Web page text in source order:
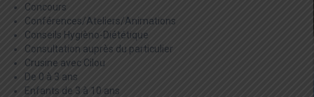
Concours
Conférences/Ateliers/Animations
Conseils Hygièno-Diététique
Consultation auprès du particulier
Crusine avec Cilou
De 0 à 3 ans
Enfants de 3 à 10 ans